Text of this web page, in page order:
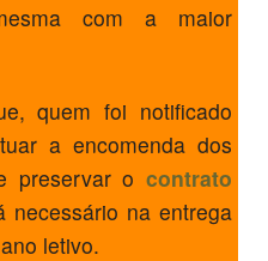
com a maior
quem foi notificado
a encomenda dos
preservar o contrato
necessário na entrega
letivo.